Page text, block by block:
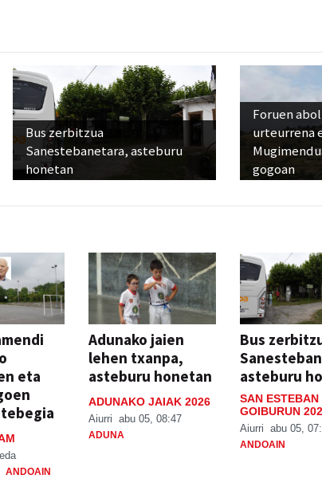
Bus zerbitzua
Sanestebanetara, asteburu
honetan
Foruen
urteurrena
gogoan
eta
ANDOAIN
Adunako jaien
lehen txanpa,
asteburu honetan
ADUNAKO JAIAK 2026
Aiurri abu 05, 08:47
ADUNA
Bus
asteburu
SAN
GOIBURUN
Aiurri abu 05,
ANDOAIN